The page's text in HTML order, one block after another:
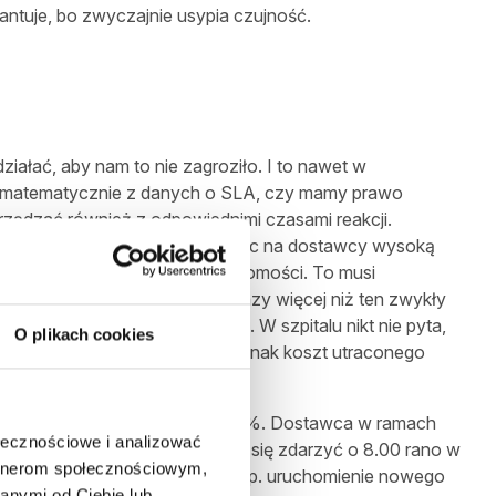
O plikach cookies
i analizować
społecznościowym,
bo zwyczajnie usypia czujność.
aby nam to nie zagroziło. I to nawet w
z danych o SLA, czy mamy prawo
również z odpowiednimi czasami reakcji.
usunięcia usterki. Wymuszając na dostawcy wysoką
dyżurów, szkoleń i świadomości. To musi
kosztować kilkadziesiąt razy więcej niż ten zwykły
już samodzielnie. W szpitalu nikt nie pyta,
przez 6h? Może jednak koszt utraconego
– zwykle podawana w %. Dostawca w ramach
usługi. I to 7h może się zdarzyć o 8.00 rano w
przywrócenie serwera lub np. uruchomienie nowego